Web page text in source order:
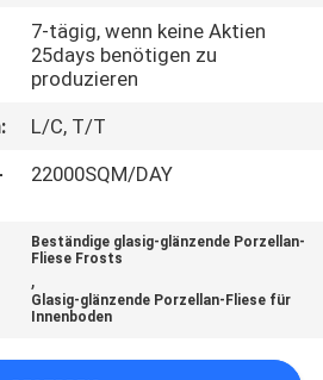
7-tägig, wenn keine Aktien
25days benötigen zu
produzieren
L/C, T/T
22000SQM/DAY
Beständige glasig-glänzende Porzellan-
Fliese Frosts
,
Glasig-glänzende Porzellan-Fliese für
Innenboden